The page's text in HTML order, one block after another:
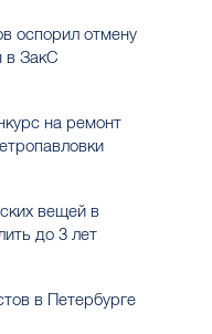
оспорил отмену
в ЗакС
на ремонт
вещей в
до 3 лет
в Петербурге